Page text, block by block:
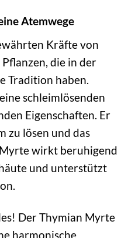
Atemwege
Kräfte von
die in der
Tradition haben.
schleimlösenden
Eigenschaften. Er
zu lösen und das
wirkt beruhigend
und unterstützt
Der Thymian Myrte
harmonische